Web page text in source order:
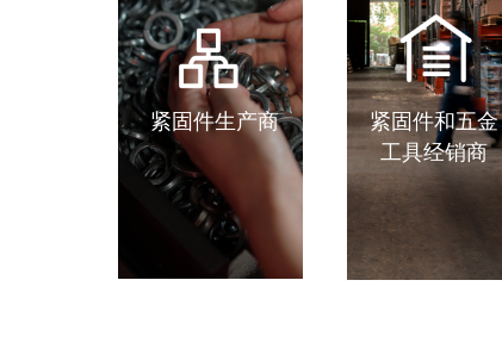
紧固件生产商
紧固件和五金
工具经销商